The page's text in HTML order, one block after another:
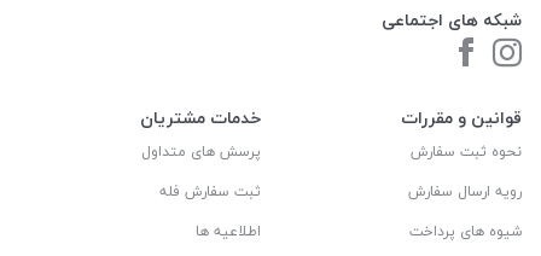
شبکه های اجتماعی
قوانین و مقررات
نحوه ثبت سفارش
رویه ارسال سفارش
شیوه های پرداخت
خدمات مشتریان
پرسش های متداول
ثبت سفارش فله
اطلاعیه ها